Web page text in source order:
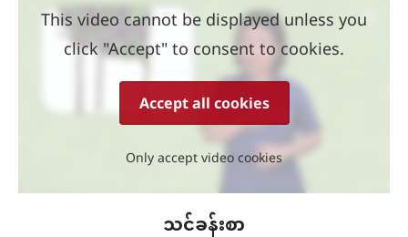
This video cannot be displayed unless you
click "Accept" to consent to cookies.
Accept all cookies
Only accept video cookies
သင်ခန်းစာ